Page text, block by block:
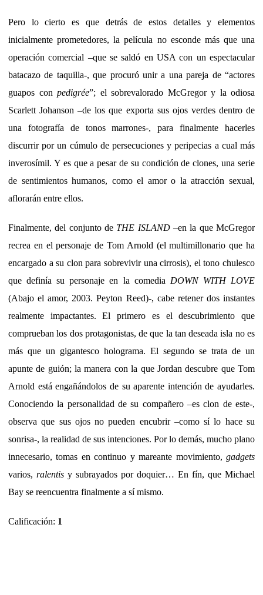
Pero lo cierto es que detrás de estos detalles y elementos
inicialmente prometedores, la película no esconde más que una
operación comercial –que se saldó en USA con un espectacular
batacazo de taquilla-, que procuró unir a una pareja de “actores
guapos con pedigrée”; el sobrevalorado McGregor y la odiosa
Scarlett Johanson –de los que exporta sus ojos verdes dentro de
una fotografía de tonos marrones-, para finalmente hacerles
discurrir por un cúmulo de persecuciones y peripecias a cual más
inverosímil. Y es que a pesar de su condición de clones, una serie
de sentimientos humanos, como el amor o la atracción sexual,
aflorarán entre ellos.
Finalmente, del conjunto de THE ISLAND–en la que McGregor
recrea en el personaje de Tom Arnold (el multimillonario que ha
encargado a su clon para sobrevivir una cirrosis), el tono chulesco
que definía su personaje en la comedia DOWN WITH LOVE
(Abajo el amor, 2003. Peyton Reed)-, cabe retener dos instantes
realmente impactantes. El primero es el descubrimiento que
comprueban los dos protagonistas, de que la tan deseada isla no es
más que un gigantesco holograma. El segundo se trata de un
apunte de guión; la manera con la que Jordan descubre que Tom
Arnold está engañándolos de su aparente intención de ayudarles.
Conociendo la personalidad de su compañero –es clon de este-,
observa que sus ojos no pueden encubrir –como sí lo hace su
sonrisa-, la realidad de sus intenciones. Por lo demás, mucho plano
innecesario, tomas en continuo y mareante movimiento, gadgets
varios, ralentis y subrayados por doquier… En fín, que Michael
Bay se reencuentra finalmente a sí mismo.
Calificación: 1